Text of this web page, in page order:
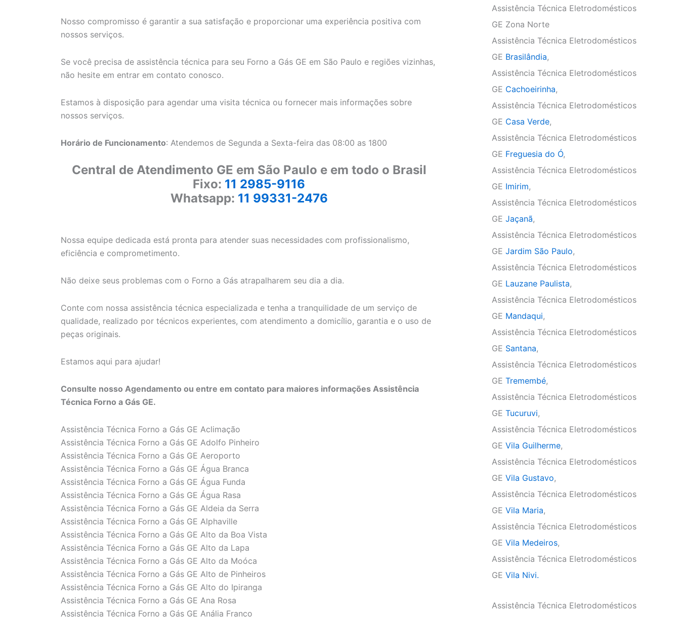
Nosso compromisso é garantir a sua satisfação e proporcionar uma experiência positiva com
nossos serviços.
Se você precisa de assistência técnica para seu Forno a Gás GE em São Paulo e regiões vizinhas,
não hesite em entrar em contato conosco.
Estamos à disposição para agendar uma visita técnica ou fornecer mais informações sobre
nossos serviços.
Horário de Funcionamento: Atendemos de Segunda a Sexta-feira das 08:00 as 1800
Central de Atendimento GE em São Paulo e em todo o Brasil
Fixo: 11 2985-9116
Whatsapp: 11 99331-2476
Nossa equipe dedicada está pronta para atender suas necessidades com profissionalismo,
eficiência e comprometimento.
Não deixe seus problemas com o Forno a Gás atrapalharem seu dia a dia.
Conte com nossa assistência técnica especializada e tenha a tranquilidade de um serviço de
qualidade, realizado por técnicos experientes, com atendimento a domicílio, garantia e o uso de
peças originais.
Estamos aqui para ajudar!
Consulte nosso Agendamento ou entre em contato para maiores informações Assistência
Técnica Forno a Gás GE.
Assistência Técnica Forno a Gás GE Aclimação
Assistência Técnica Forno a Gás GE Adolfo Pinheiro
Assistência Técnica Forno a Gás GE Aeroporto
Assistência Técnica Forno a Gás GE Água Branca
Assistência Técnica Forno a Gás GE Água Funda
Assistência Técnica Forno a Gás GE Água Rasa
Assistência Técnica Forno a Gás GE Aldeia da Serra
Assistência Técnica Forno a Gás GE Alphaville
Assistência Técnica Forno a Gás GE Alto da Boa Vista
Assistência Técnica Forno a Gás GE Alto da Lapa
Assistência Técnica Forno a Gás GE Alto da Moóca
Assistência Técnica Forno a Gás GE Alto de Pinheiros
Assistência Técnica Forno a Gás GE Alto do Ipiranga
Assistência Técnica Forno a Gás GE Ana Rosa
Assistência Técnica Forno a Gás GE Anália Franco
Assistência Técnica Eletrodomésticos
GE Zona Norte
Assistência Técnica Eletrodomésticos
GE Brasilândia,
Assistência Técnica Eletrodomésticos
GE Cachoeirinha,
Assistência Técnica Eletrodomésticos
GE Casa Verde,
Assistência Técnica Eletrodomésticos
GE Freguesia do Ó,
Assistência Técnica Eletrodomésticos
GE Imirim,
Assistência Técnica Eletrodomésticos
GE Jaçanã,
Assistência Técnica Eletrodomésticos
GE Jardim São Paulo,
Assistência Técnica Eletrodomésticos
GE Lauzane Paulista,
Assistência Técnica Eletrodomésticos
GE Mandaqui,
Assistência Técnica Eletrodomésticos
GE Santana,
Assistência Técnica Eletrodomésticos
GE Tremembé,
Assistência Técnica Eletrodomésticos
GE Tucuruvi,
Assistência Técnica Eletrodomésticos
GE Vila Guilherme,
Assistência Técnica Eletrodomésticos
GE Vila Gustavo,
Assistência Técnica Eletrodomésticos
GE Vila Maria,
Assistência Técnica Eletrodomésticos
GE Vila Medeiros,
Assistência Técnica Eletrodomésticos
GE Vila Nivi.
Assistência Técnica Eletrodomésticos